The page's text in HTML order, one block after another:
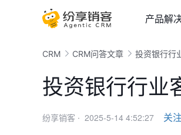
产品解
CRM CRM问答文章 投资银行行
投资银行行业
纷享销客 · 2025-5-14 4:52:27 关注